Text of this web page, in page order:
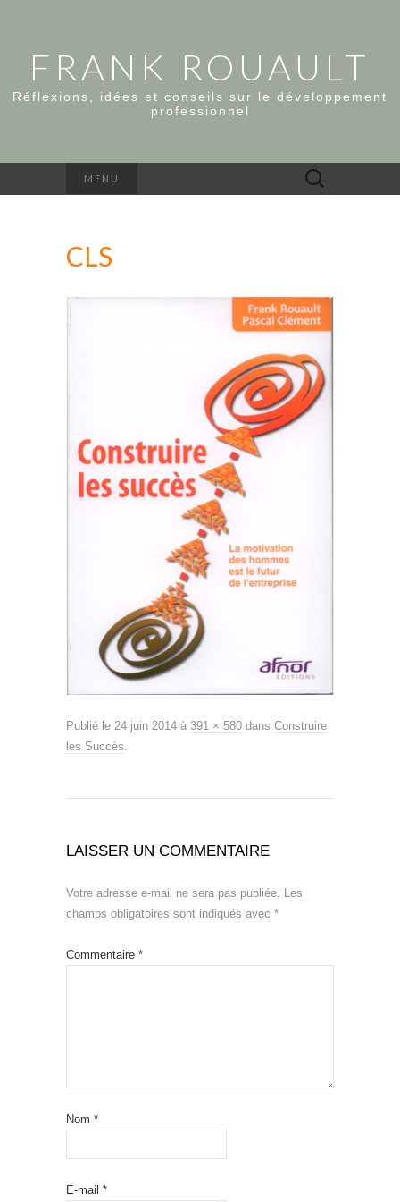
FRANK ROUAULT
Réflexions, idées et conseils sur le développement
professionnel
MENU Rechercher :
CLS
Publié le 24 juin 2014 à 391 × 580 dans Construire
les Succès.
LAISSER UN COMMENTAIRE
Votre adresse e-mail ne sera pas publiée. Les
champs obligatoires sont indiqués avec *
Commentaire *
Nom *
E-mail *